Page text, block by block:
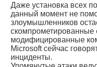
Даже установка всех
данный момент не
злоумышленников
скомпрометированные
модифицированные
Microsoft сейчас
инциденты.